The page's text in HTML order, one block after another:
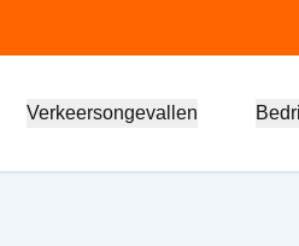
Verkeersongevallen